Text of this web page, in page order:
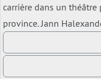
carrière dans un
province. Jann